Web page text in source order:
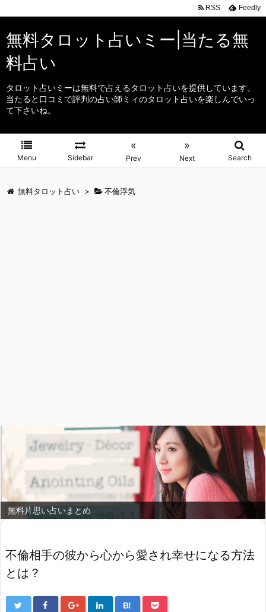
無料タロット占いミー|当たる無
料占い
タロット占いミーは無料で占えるタロット占いを提供しています。
当たると口コミで評判の占い師ミィのタロット占いを楽しんでいっ
て下さいね。
Menu Sidebar
«
Prev
»
Next Search
RSS Feedly
無料タロット占い > 不倫浮気
無料片思い占いまとめ
不倫相手の彼から心から愛され幸せになる方法
とは？
B!